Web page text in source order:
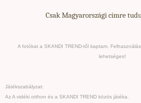
Csak Magyarországi címre
A fotókat a SKANDI TREND-től kaptam.
lehetséges!
Játékszabályzat:
Az A vidéki otthon és a SKANDI TREND közös játéka.